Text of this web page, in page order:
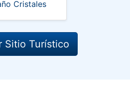
Cristales
Sitio Turístico